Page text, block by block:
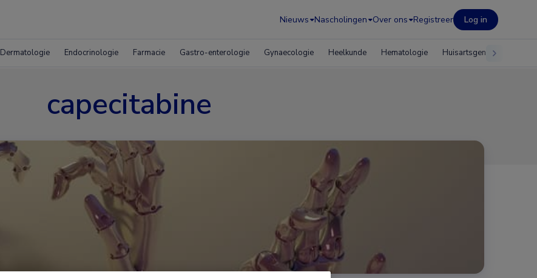
Nieuws Nascholingen Over ons Registreer Log in
Dermatologie Endocrinologie Farmacie Gastro-enterologie Gynaecologie Heelkunde Hematologie Huisartsgeneeskunde
capecitabine